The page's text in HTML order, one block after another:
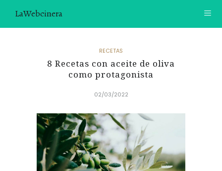
LaWebcinera
VIDEORECETAS
SOBRE MÍ
¿TE GUSTARÍA UNIRTE A NUESTRA AVENTURA GASTRON
ÓMICA?
ÚNETE A LA NEWSLETTER
RECETAS
8 Recetas con aceite de oliva
como protagonista
02/03/2022